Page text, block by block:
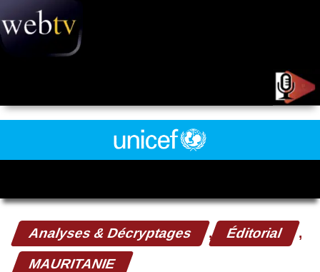
Analyses & Décryptages , Éditorial ,
MAURITANIE